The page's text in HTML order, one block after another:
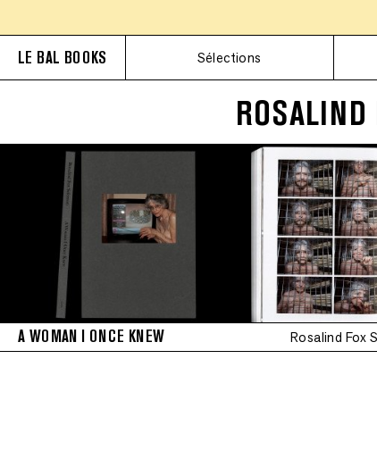
LE BAL BOOKS Sélections
A WOMAN I ONCE KNEW Rosalind Fox